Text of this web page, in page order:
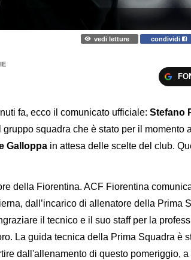
vedi letture condividi
fa, ecco il comunicato ufficiale: Stefano
gruppo squadra che è stato per il momento
Galloppa in attesa delle scelte del club.
della Fiorentina. ACF Fiorentina
dall’incarico di allenatore della Prima
il tecnico e il suo staff per la
La guida tecnica della Prima Squadra è
dall'allenamento di questo pomeriggio,